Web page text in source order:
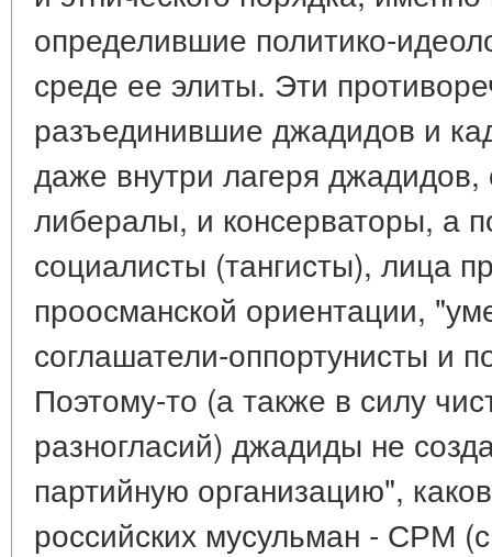
определившие политико-
среде ее элиты. Эти
разъединившие джадидов и
даже внутри лагеря
либералы, и консерваторы, а
социалисты (тангисты), лица
проосманской ориентации,
соглашатели-оппортунисты и
Поэтому-то (а также в силу
разногласий) джадиды не
партийную организацию",
российских мусульман - СРМ